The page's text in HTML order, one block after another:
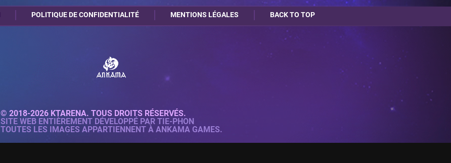
POLITIQUE DE CONFIDENTIALITÉ MENTIONS LÉGALES BACK TO TOP
© 2018-2026 KTARENA. TOUS DROITS RÉSERVÉS.
SITE WEB ENTIÈREMENT DÉVELOPPÉ PAR TIE-PHON
TOUTES LES IMAGES APPARTIENNENT À ANKAMA GAMES.